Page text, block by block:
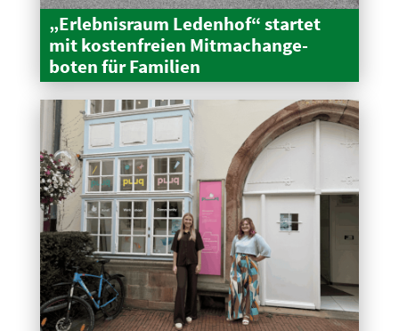
„Erleb­nisraum Ledenhof“ startet
mit kosten­freien Mitma­ch­an­ge­
boten für Familien